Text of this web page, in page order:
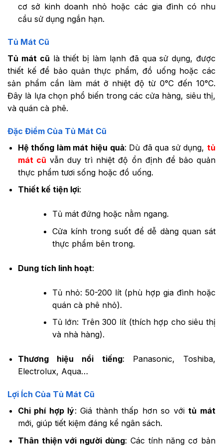
cơ sở kinh doanh nhỏ hoặc các gia đình có nhu
cầu sử dụng ngắn hạn.
Tủ Mát Cũ
Tủ mát cũ là thiết bị làm lạnh đã qua sử dụng, được
thiết kế để bảo quản thực phẩm, đồ uống hoặc các
sản phẩm cần làm mát ở nhiệt độ từ 0°C đến 10°C.
Đây là lựa chọn phổ biến trong các cửa hàng, siêu thị,
và quán cà phê.
Đặc Điểm Của Tủ Mát Cũ
Hệ thống làm mát hiệu quả: Dù đã qua sử dụng,tủ
mát cũ vẫn duy trì nhiệt độ ổn định để bảo quản
thực phẩm tươi sống hoặc đồ uống.
Thiết kế tiện lợi:
Tủ mát đứng hoặc nằm ngang.
Cửa kính trong suốt để dễ dàng quan sát
thực phẩm bên trong.
Dung tích linh hoạt:
Tủ nhỏ: 50-200 lít (phù hợp gia đình hoặc
quán cà phê nhỏ).
Tủ lớn: Trên 300 lít (thích hợp cho siêu thị
và nhà hàng).
Thương hiệu nổi tiếng: Panasonic, Toshiba,
Electrolux, Aqua…
Lợi Ích Của Tủ Mát Cũ
Chi phí hợp lý: Giá thành thấp hơn so vớitủ mát
mới, giúp tiết kiệm đáng kể ngân sách.
Thân thiện với người dùng: Các tính năng cơ bản